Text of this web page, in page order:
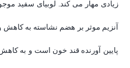
زیادی مهار می کند. لوبیای سفید
آنزیم موثر بر هضم نشاسته به
پایین آورنده قند خون است و به